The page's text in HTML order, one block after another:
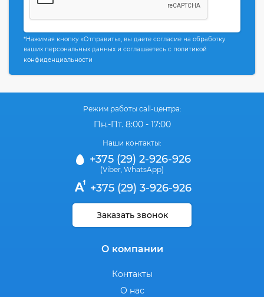
*Нажимая кнопку «Отправить», вы даете согласие на обработку
ваших персональных данных и соглашаетесь с политикой
конфиденциальности
Режим работы call-центра:
Пн.-Пт. 8:00 - 17:00
Наши контакты:
+375 (29) 2-926-926
(Viber WhatsApp)
+375 (29) 3-926-926
Заказать звонок
О компании
Контакты
О нас